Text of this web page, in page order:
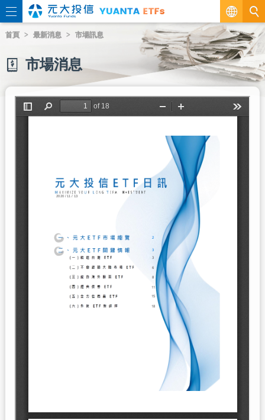
繁
EN
首頁 最新消息 市場訊息
市場消息